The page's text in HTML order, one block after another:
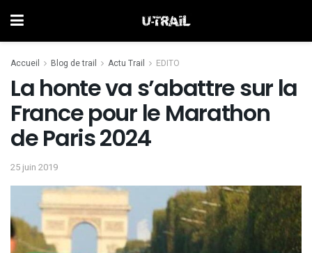
Accueil Blog de trail Actu Trail EDITO
La honte va s’abattre sur la
France pour le Marathon
de Paris 2024
25 juin 2019